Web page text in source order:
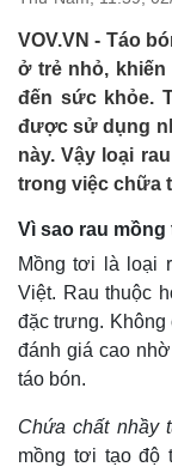
Nhận diện sự thật
VOV.VN - Táo
ở trẻ nhỏ,
đến sức khỏe.
được sử dụng
này. Vậy loại
trong việc chữa
Vì sao rau
Mồng tơi là loại
Việt. Rau thuộc
đặc trưng.
đánh giá cao
táo bón.
Chứa chất nhầy
mồng tơi tạo độ